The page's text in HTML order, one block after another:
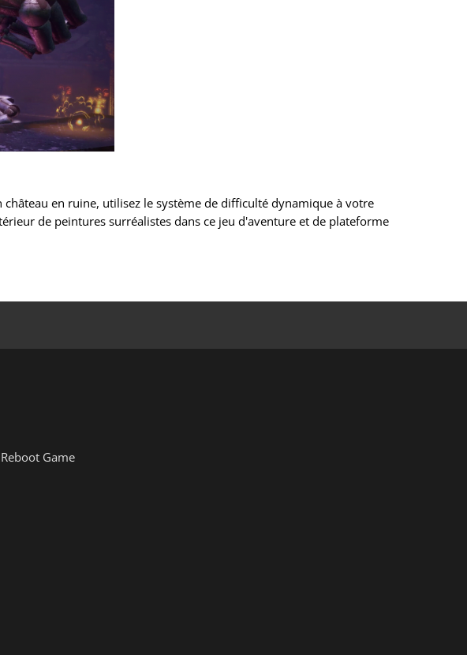
en ruine, utilisez le système de difficulté dynamique à votre
de peintures surréalistes dans ce jeu d'aventure et de plateforme
Game